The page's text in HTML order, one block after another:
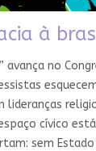
à
avança no
lideranças
cívico
sem